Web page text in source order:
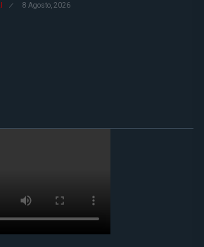
8 Agosto, 2026